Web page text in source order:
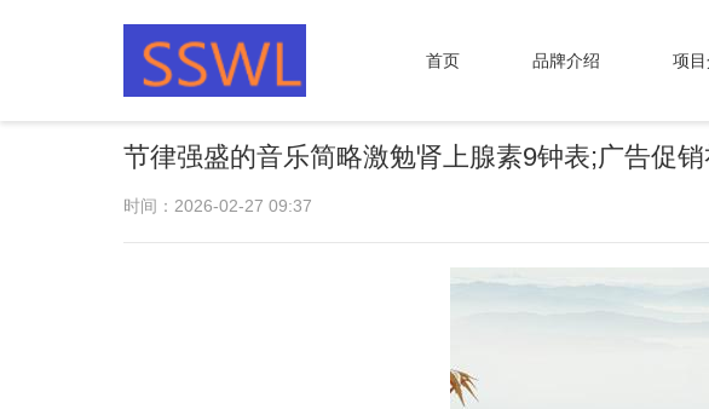
首页 品牌介绍 项
节律强盛的音乐简略激勉肾上腺素9钟表;广告促
时间：2026-02-27 09:37